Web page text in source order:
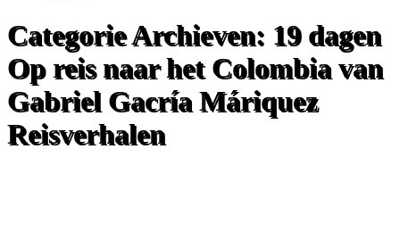
Categorie Archieven: 19 dagen
Op reis naar het Colombia van
Gabriel Gacría Máriquez
Reisverhalen